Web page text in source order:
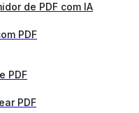
de PDF com IA
PDF
PDF
PDF